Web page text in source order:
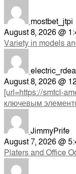
mostbet_jtpi
August 8, 2026 @
Variety in models
electric_rdea
August 8, 2026 @
[url=https://smtcl-
ключевым
JimmyPrife
August 7, 2026 @
Platers and Office